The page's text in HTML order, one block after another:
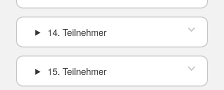
14. Teilnehmer
15. Teilnehmer